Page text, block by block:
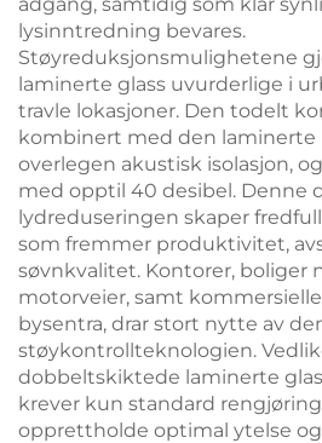
lysinntredning bevares.
Støyreduksjonsmulighetene
laminerte glass uvurderlige i
travle lokasjoner. Den todelt
kombinert med den
overlegen akustisk isolasjon,
med opptil 40 desibel. Denne
lydreduseringen skaper
som fremmer produktivitet,
søvnkvalitet. Kontorer, boliger
motorveier, samt
bysentra, drar stort nytte av
støykontrollteknologien.
dobbeltskiktede laminerte
krever kun standard
opprettholde optimal ytelse